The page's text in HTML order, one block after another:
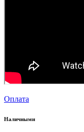
Оплата
Наличными